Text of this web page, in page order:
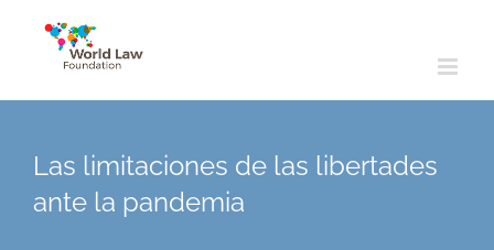
Las limitaciones de las libertades
ante la pandemia